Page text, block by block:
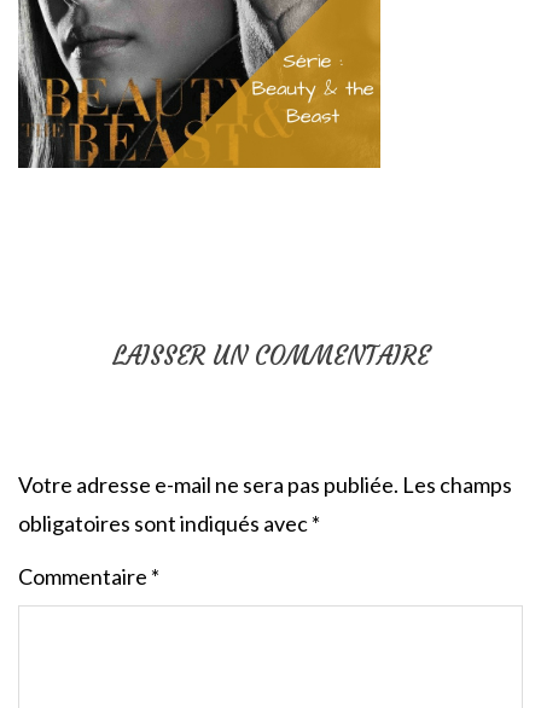
LAISSER UN COMMENTAIRE
Votre adresse e-mail ne sera pas publiée. Les champs
obligatoires sont indiqués avec*
Commentaire *